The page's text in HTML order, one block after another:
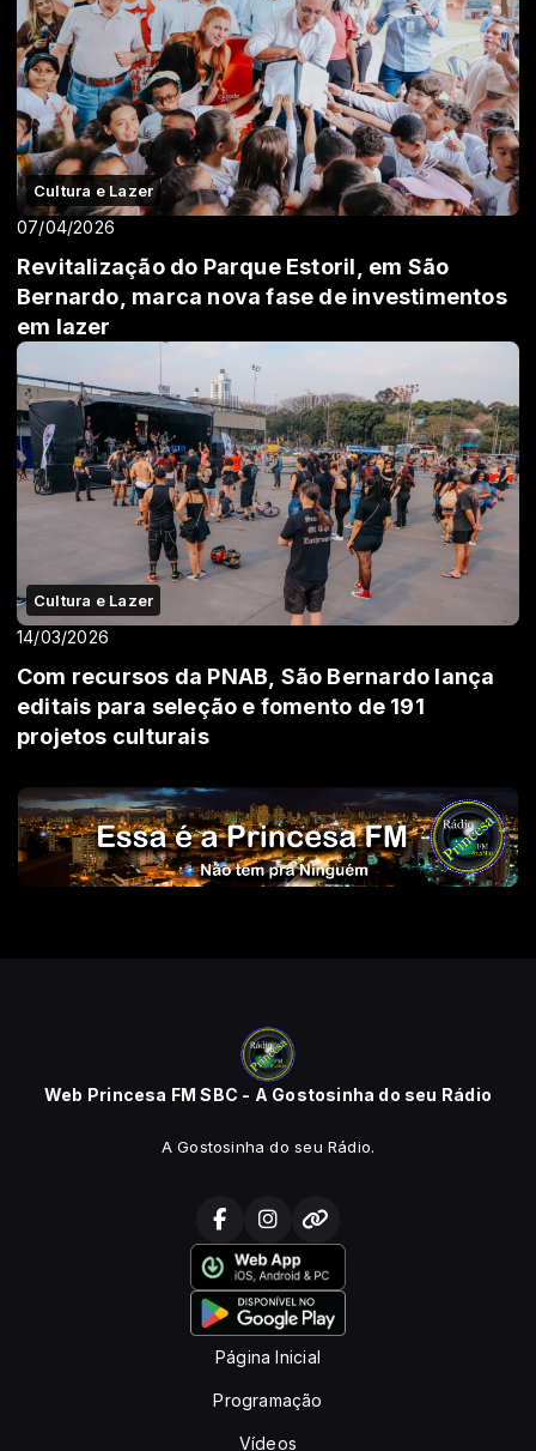
Cultura e Lazer
07/04/2026
Revitalização do Parque Estoril, em São
Bernardo, marca nova fase de investimentos
em lazer
Cultura e Lazer
14/03/2026
Com recursos da PNAB, São Bernardo lança
editais para seleção e fomento de 191
projetos culturais
Web Princesa FM SBC - A Gostosinha do seu Rádio
A Gostosinha do seu Rádio.
Página Inicial
Programação
Vídeos